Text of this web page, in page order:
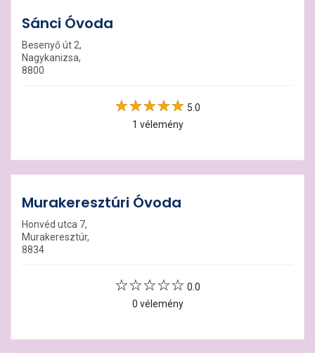
Sánci Óvoda
Besenyő út 2,
Nagykanizsa,
8800
5.0
1 vélemény
Murakeresztúri Óvoda
Honvéd utca 7,
Murakeresztúr,
8834
0.0
0 vélemény